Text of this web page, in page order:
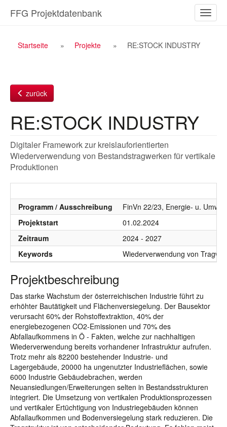
Inhalt
ein-/
FFG Projektdatenbank
Breadcrumb
Startseite Projekte RE:STOCK INDUSTRY
zurück
RE:STOCK INDUSTRY
Digitaler Framework zur kreislauforientierten
Wiederverwendung von Bestandstragwerken für vertikale
Produktionen
Programm / Ausschreibung
FinVn 22/23, Energie- u.
Projektstart
01.02.2024
Zeitraum
2024 - 2027
Keywords
Wiederverwendung von
Projektbeschreibung
Das starke Wachstum der österreichischen Industrie führt zu
erhöhter Bautätigkeit und Flächenversiegelung. Der Bausektor
verursacht 60% der Rohstoffextraktion, 40% der
energiebezogenen CO2-Emissionen und 70% des
Abfallaufkommens in Ö - Fakten, welche zur nachhaltigen
Wiederverwendung bereits vorhandener Infrastruktur aufrufen.
Trotz mehr als 82200 bestehender Industrie- und
Lagergebäude, 20000 ha ungenutzter Industrieflächen, sowie
6000 Industrie Gebäudebrachen, werden
Neuansiedlungen/Erweiterungen selten in Bestandsstrukturen
integriert. Die Umsetzung von vertikalen Produktionsprozessen
und vertikaler Ertüchtigung von Industriegebäuden können
Abfallaufkommen und Bodenversiegelung stark reduzieren. Die